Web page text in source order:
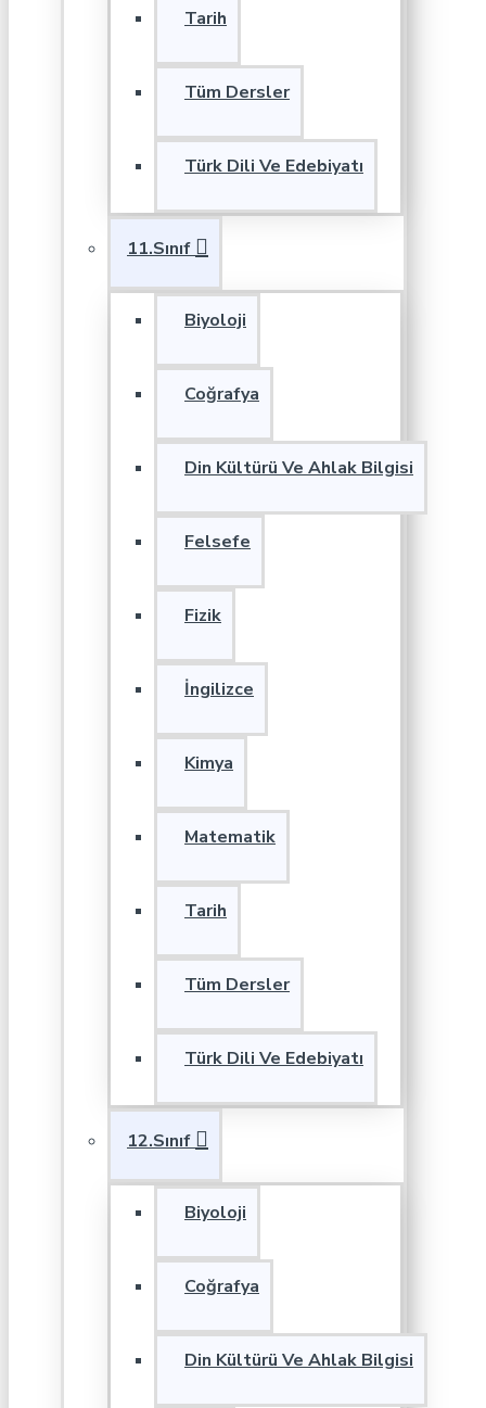
Tarih
Tüm Dersler
Türk Dili Ve Edebiyatı
11.Sınıf
Biyoloji
Coğrafya
Din Kültürü Ve Ahlak Bilgisi
Felsefe
Fizik
İngilizce
Kimya
Matematik
Tarih
Tüm Dersler
Türk Dili Ve Edebiyatı
12.Sınıf
Biyoloji
Coğrafya
Din Kültürü Ve Ahlak Bilgisi